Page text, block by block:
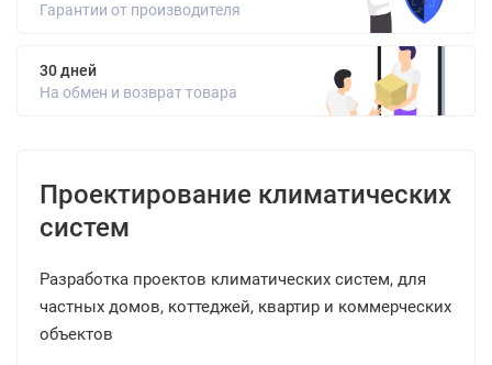
Гарантии от производителя
30 дней
На обмен и возврат товара
Проектирование климатических
систем
Разработка проектов климатических систем, для
частных домов, коттеджей, квартир и коммерческих
объектов